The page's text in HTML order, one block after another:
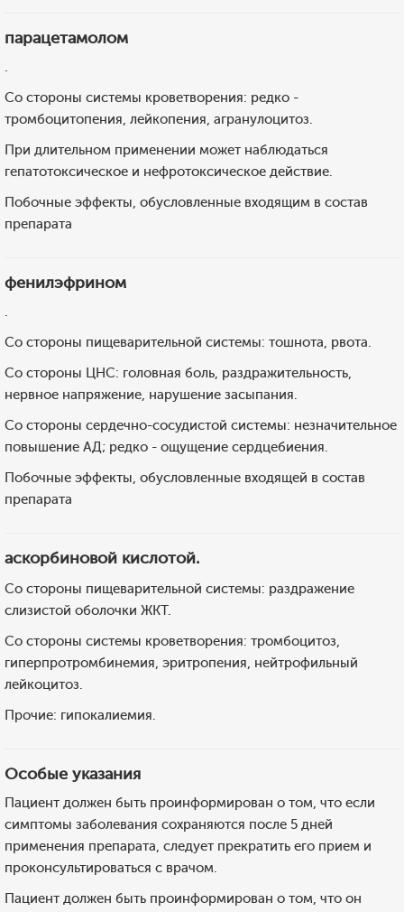
парацетамолом
.
Со стороны системы кроветворения: редко -
тромбоцитопения, лейкопения, агранулоцитоз.
При длительном применении может наблюдаться
гепатотоксическое и нефротоксическое действие.
Побочные эффекты, обусловленные входящим в состав
препарата
фенилэфрином
.
Со стороны пищеварительной системы: тошнота, рвота.
Со стороны ЦНС: головная боль, раздражительность,
нервное напряжение, нарушение засыпания.
Со стороны сердечно-сосудистой системы: незначительное
повышение АД; редко - ощущение сердцебиения.
Побочные эффекты, обусловленные входящей в состав
препарата
аскорбиновой кислотой.
Со стороны пищеварительной системы: раздражение
слизистой оболочки ЖКТ.
Со стороны системы кроветворения: тромбоцитоз,
гиперпротромбинемия, эритропения, нейтрофильный
лейкоцитоз.
Прочие: гипокалиемия.
Особые указания
Пациент должен быть проинформирован о том, что если
симптомы заболевания сохраняются после 5 дней
применения препарата, следует прекратить его прием и
проконсультироваться с врачом.
Пациент должен быть проинформирован о том, что он